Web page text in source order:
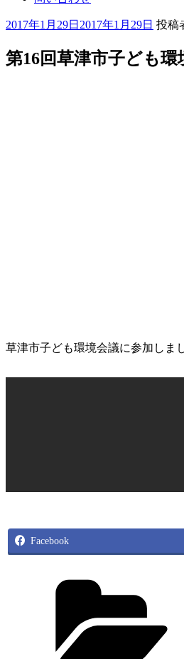
投
日:
2017年1月29日 2017年1月29日 投稿
第16回草津市子ども環
草津市子ども環境会議に参加しま
Facebook